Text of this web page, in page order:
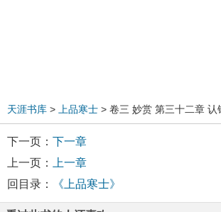
天涯书库 > 上品寒士 > 卷三 妙赏 第三十二章 认
下一页： 下一章
上一页：
上一章
回目录：
《上品寒士》